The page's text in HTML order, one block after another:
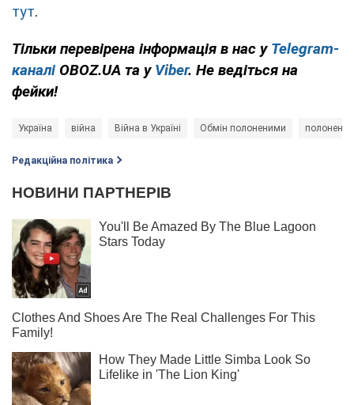
тут.
Тільки перевірена інформація в нас у Telegram-
каналі OBOZ.UA та у Viber. Не ведіться на
фейки!
Україна війна Війна в Україні Обмін полоненими полонені
Редакційна політика